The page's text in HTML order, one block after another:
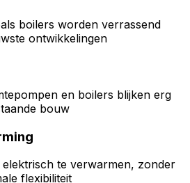
boilers worden verrassend
ontwikkelingen
en boilers blijken erg
bouw
elektrisch te verwarmen, zonder
flexibiliteit